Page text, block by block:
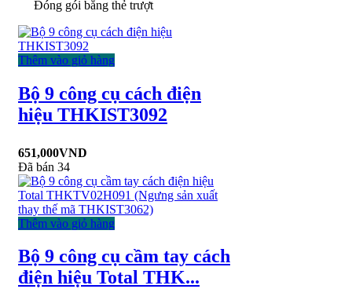
Đóng gói bằng thẻ trượt
Thêm vào giỏ hàng
Bộ 9 công cụ cách điện
hiệu THKIST3092
651,000VND
Đã bán 34
Thêm vào giỏ hàng
Bộ 9 công cụ cầm tay cách
điện hiệu Total THK...